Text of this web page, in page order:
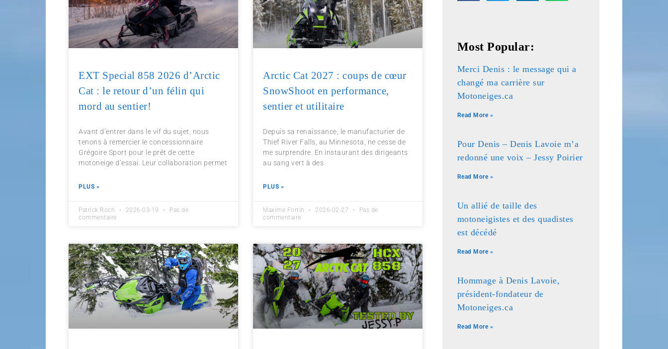
EXT Special 858 2026 d’Arctic
Cat : le retour d’un félin qui
mord au sentier!
Avant d’entrer dans le vif du sujet, nous
tenons à remercier le concessionnaire
Grégoire Sport pour le prêt de cette
motoneige d’essai. Leur collaboration permet
PLUS »
Patrick Roch 2026-03-19
Pas de
commentaire
Arctic Cat 2027 : coups de cœur
SnowShoot en performance,
sentier et utilitaire
Depuis sa renaissance, le manufacturier de
Thief River Falls, au Minnesota, ne cesse de
me surprendre. En instaurant des dirigeants
au sang vert à des
PLUS »
Maxime Fortin 2026-02-27
Pas de
commentaire
Most Popular:
Merci Denis : le message qui a
changé ma carrière sur
Motoneiges.ca
Read More »
Pour Denis – Denis Lavoie m’a
redonné une voix – Jessy Poirier
Read More »
Un allié de taille des
motoneigistes et des quadistes
est décédé
Read More »
Hommage à Denis Lavoie,
président-fondateur de
Motoneiges.ca
Read More »